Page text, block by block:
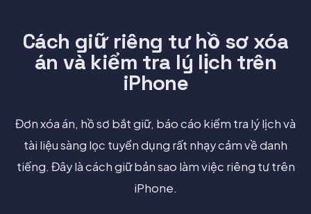
Cách giữ riêng tư hồ sơ xóa
án và kiểm tra lý lịch trên
iPhone
Đơn xóa án, hồ sơ bắt giữ, báo cáo kiểm tra lý lịch và
tài liệu sàng lọc tuyển dụng rất nhạy cảm về danh
tiếng. Đây là cách giữ bản sao làm việc riêng tư trên
iPhone.